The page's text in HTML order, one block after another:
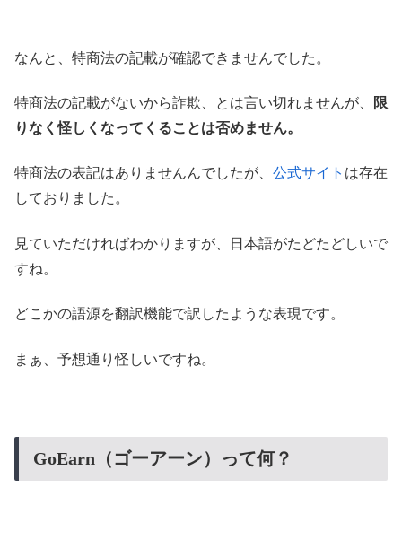
なんと、特商法の記載が確認できませんでした。
特商法の記載がないから詐欺、とは言い切れませんが、
限
りなく怪しくなってくることは否めません。
特商法の表記はありませんんでしたが、 公式サイト は存在
しておりました。
見ていただければわかりますが、日本語がたどたどしいで
すね。
どこかの語源を翻訳機能で訳したような表現です。
まぁ、予想通り怪しいですね。
GoEarn（ゴーアーン）って何？